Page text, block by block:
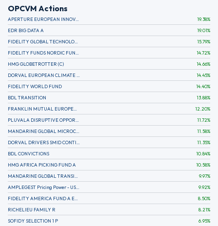
OPCVM Actions
APERTURE EUROPEAN INNOVATION 19.38%
EDR BIG DATA A
19.01%
FIDELITY GLOBAL TECHNOLOGY FUND A EUR
15.79%
FIDELITY FUNDS NORDIC FUND A
14.72%
HMG GLOBETROTTER (C)
14.66%
DORVAL EUROPEAN CLIMATE INITIATIVE R (C)
14.45%
FIDELITY WORLD FUND
14.40%
BDL TRANSITION
13.88%
FRANKLIN MUTUAL EUROPEAN FUND A EUR (C)
12.20%
PLUVALA DISRUPTIVE OPPORTUNITIES
11.72%
MANDARINE GLOBAL MICROCAP
11.58%
DORVAL DRIVERS SMID CONTINENTAL EUROPE
11.35%
BDL CONVICTIONS
10.84%
HMG AFRICA PICKING FUND A
10.58%
MANDARINE GLOBAL TRANSITION R
9.97%
AMPLEGEST Pricing Power - US - AC
9.92%
FIDELITY AMERICA FUND A EUR (C)
8.50%
RICHELIEU FAMILY R
8.21%
SOFIDY SELECTION 1 P
6.95%